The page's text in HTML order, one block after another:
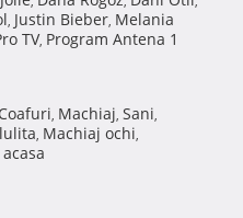
, Justin Bieber, Melania
TV, Program Antena 1
Coafuri, Machiaj, Sani,
, Machiaj ochi,